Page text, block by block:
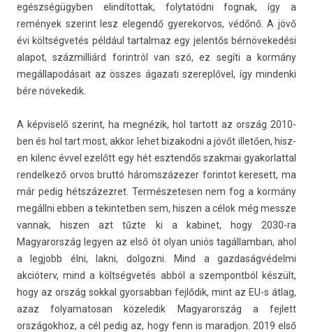
egészségügyben elin­dítot­tak, folytatód­ni fog­nak, így a
remények szerint lesz elegendő gyerekor­vos, védőnő. A jövő
évi költségvetés például tar­talmaz egy jelen­tős bérnövekedési
al­apot, száz­milliárd forintról van szó, ez segíti a kormány
megál­lapodásait az összes ágazati szerep­lővel, így min­denki
bére növekedik.
A kép­viselő szerint, ha megnézik, hol tar­tott az ország 2010-
ben és hol tart most, akkor lehet bi­zakod­ni a jövőt illetően, hisz­
en kilenc évvel ezelőtt egy hét eszten­dős szak­mai gyakor­latt­al
re­ndel­kező orvos bruttó háromszázezer forin­tot keresett, ma
már pedig hétszázez­ret. Ter­mészetes­en nem fog a kormány
megállni ebben a tekin­tetb­en sem, hisz­en a célok még messze
van­nak, hisz­en azt tűzte ki a kabinet, hogy 2030-ra
Magyarország legy­en az első öt olyan uniós tagál­lamban, ahol
a leg­jobb élni, lakni, dol­gozni. Mind a gaz­daság­védel­mi
akcióterv, mind a költségvetés abból a szem­pontból készült,
hogy az ország sokk­al gyor­sabban fejlődik, mint az EU-s átlag,
azaz folyamatosan közeledik Magyarország a fej­lett
országok­hoz, a cél pedig az, hogy fenn is marad­jon. 2019 első